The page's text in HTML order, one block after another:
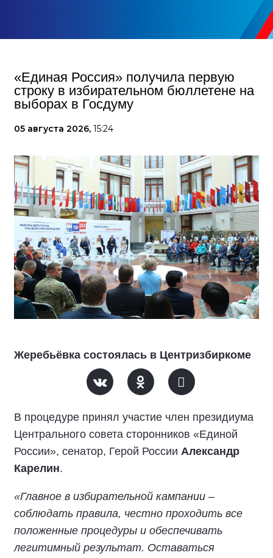
«Единая Россия» получила первую
строку в избирательном бюллетене на
выборах в Госдуму
05 августа 2026, 15:24
Жеребьёвка состоялась в Центризбиркоме
В процедуре принял участие член президиума
Центрального совета сторонников «Единой
России», сенатор, Герой России Александр
Карелин.
«Главное в избирательной кампании –
соблюдать правила, честно проходить все
положенные процедуры и обеспечивать
легитимный результат. Оставаться